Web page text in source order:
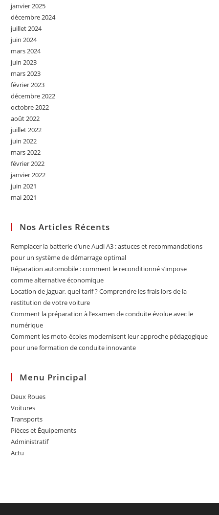
janvier 2025
décembre 2024
juillet 2024
juin 2024
mars 2024
juin 2023
mars 2023
février 2023
décembre 2022
octobre 2022
août 2022
juillet 2022
juin 2022
mars 2022
février 2022
janvier 2022
juin 2021
mai 2021
Nos Articles Récents
Remplacer la batterie d’une Audi A3 : astuces et recommandations
pour un système de démarrage optimal
Réparation automobile : comment le reconditionné s’impose
comme alternative économique
Location de Jaguar, quel tarif ? Comprendre les frais lors de la
restitution de votre voiture
Comment la préparation à l’examen de conduite évolue avec le
numérique
Comment les moto-écoles modernisent leur approche pédagogique
pour une formation de conduite innovante
Menu Principal
Deux Roues
Voitures
Transports
Pièces et Équipements
Administratif
Actu